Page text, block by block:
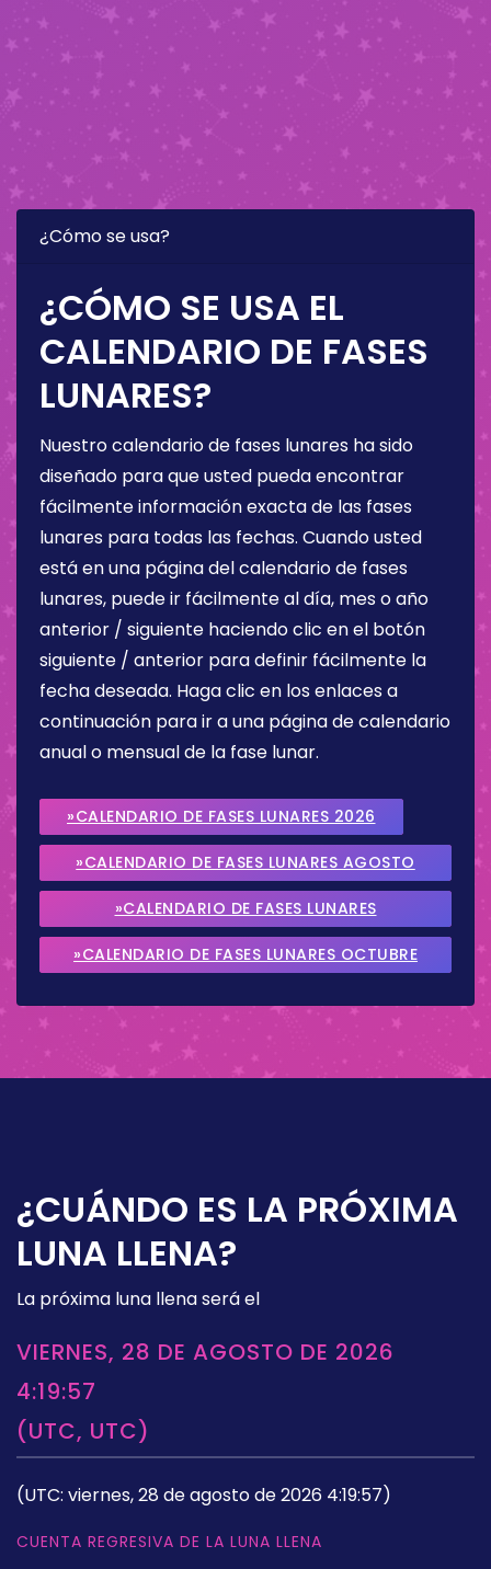
¿Cómo se usa?
¿CÓMO SE USA EL
CALENDARIO DE FASES
LUNARES?
Nuestro calendario de fases lunares ha sido
diseñado para que usted pueda encontrar
fácilmente información exacta de las fases
lunares para todas las fechas. Cuando usted
está en una página del calendario de fases
lunares, puede ir fácilmente al día, mes o año
anterior / siguiente haciendo clic en el botón
siguiente / anterior para definir fácilmente la
fecha deseada. Haga clic en los enlaces a
continuación para ir a una página de calendario
anual o mensual de la fase lunar.
»CALENDARIO DE FASES LUNARES 2026
»CALENDARIO DE FASES LUNARES AGOSTO
2026
»CALENDARIO DE FASES LUNARES
SEPTIEMBRE 2026
»CALENDARIO DE FASES LUNARES OCTUBRE
¿CUÁNDO ES LA PRÓXIMA
LUNA LLENA?
La próxima luna llena será el
VIERNES, 28 DE AGOSTO DE 2026
4:19:57
(UTC, UTC)
(UTC: viernes, 28 de agosto de 2026 4:19:57)
CUENTA REGRESIVA DE LA LUNA LLENA